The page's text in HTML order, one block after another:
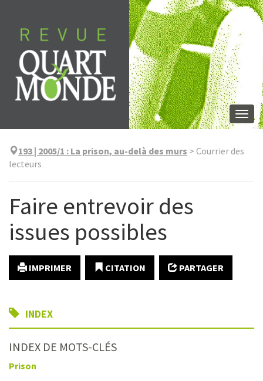
contenu
193 | 2005/1 : La prison, au-delà des murs > Courrier des
lecteurs
Faire entrevoir des
issues possibles
IMPRIMER CITATION PARTAGER
INDEX
INDEX DE MOTS-CLÉS
Prison